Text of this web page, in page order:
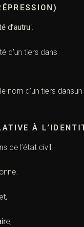
d’autrui.
d’un tiers dans
d’un tiers
À
de l’état civil.
e,